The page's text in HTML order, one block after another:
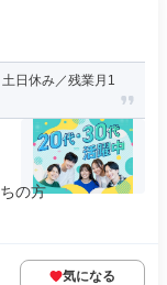
日休み／残業月1
の方
気になる